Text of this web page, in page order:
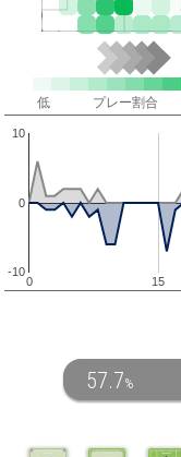
低 プレー割合
0 15
-10
0
10
57.7%